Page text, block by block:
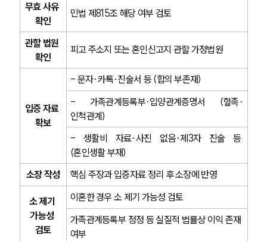
무효 사유
확인
민법 제815조 해당 여부 검토
관할 법원
확인
피고 주소지 또는 혼인신고지 관할 가정법원
입증 자료
확보
- 문자·카톡·진술서 등 (합의 부존재)
- 가족관계등록부·입양관계증명서 (혈족·
인척관계)
- 생활비 자료·사진 없음·제3자 진술 등
(혼인생활 부재)
소장 작성
핵심 주장과 입증자료 정리 후 소장에 반영
소 제기
가능성
검토
이혼한 경우 소 제기 가능성 검토
가족관계등록부 정정 등 실질적 법률상 이익 존재
여부